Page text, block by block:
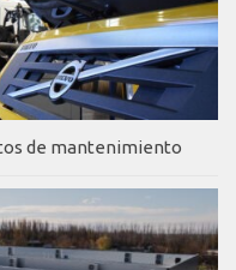
de mantenimiento